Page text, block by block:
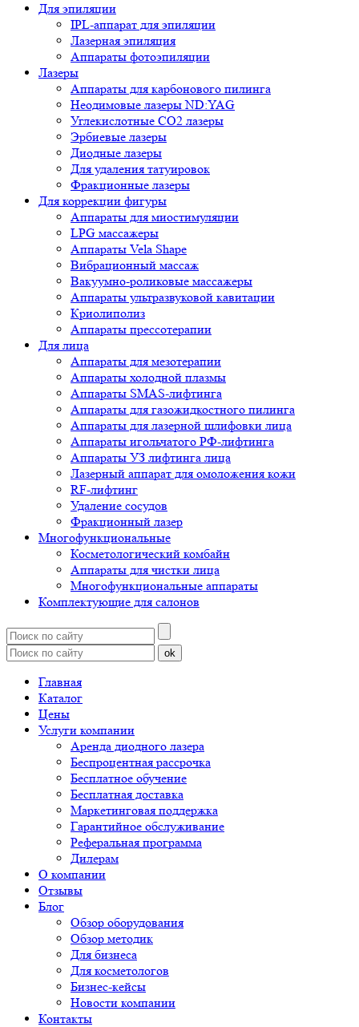
Для эпиляции
IPL-аппарат для эпиляции
Лазерная эпиляция
Аппараты фотоэпиляции
Лазеры
Аппараты для карбонового пилинга
Неодимовые лазеры ND:YAG
Углекислотные СО2 лазеры
Эрбиевые лазеры
Диодные лазеры
Для удаления татуировок
Фракционные лазеры
Для коррекции фигуры
Аппараты для миостимуляции
LPG массажеры
Аппараты Vela Shape
Вибрационный массаж
Вакуумно-роликовые массажеры
Аппараты ультразвуковой кавитации
Криолиполиз
Аппараты прессотерапии
Для лица
Аппараты для мезотерапии
Аппараты холодной плазмы
Аппараты SMAS-лифтинга
Аппараты для газожидкостного пилинга
Аппараты для лазерной шлифовки лица
Аппараты игольчатого РФ-лифтинга
Аппараты УЗ лифтинга лица
Лазерный аппарат для омоложения кожи
RF-лифтинг
Удаление сосудов
Фракционный лазер
Многофункциональные
Косметологический комбайн
Аппараты для чистки лица
Многофункциональные аппараты
Комплектующие для салонов
ok
Главная
Каталог
Цены
Услуги компании
Аренда диодного лазера
Беспроцентная рассрочка
Бесплатное обучение
Бесплатная доставка
Маркетинговая поддержка
Гарантийное обслуживание
Реферальная программа
Дилерам
О компании
Отзывы
Блог
Обзор оборудования
Обзор методик
Для бизнеса
Для косметологов
Бизнес-кейсы
Новости компании
Контакты